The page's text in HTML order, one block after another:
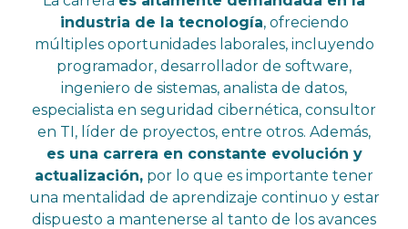
industria de la tecnología, ofreciendo
múltiples oportunidades laborales, incluyendo
programador, desarrollador de software,
ingeniero de sistemas, analista de datos,
especialista en seguridad cibernética, consultor
en TI, líder de proyectos, entre otros. Además,
es una carrera en constante evolución y
actualización, por lo que es importante tener
una mentalidad de aprendizaje continuo y estar
dispuesto a mantenerse al tanto de los avances